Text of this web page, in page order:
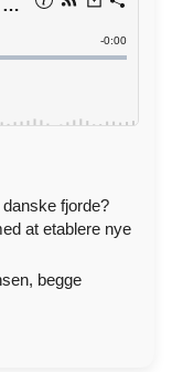
fjorde?
at etablere nye
begge